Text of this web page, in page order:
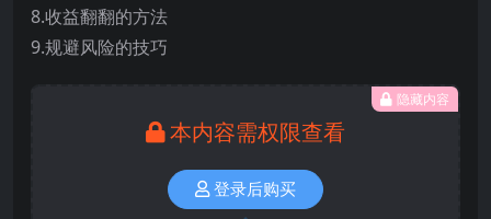
8.收益翻翻的方法
9.规避风险的技巧
隐藏内容
本内容需权限查看
登录后购买